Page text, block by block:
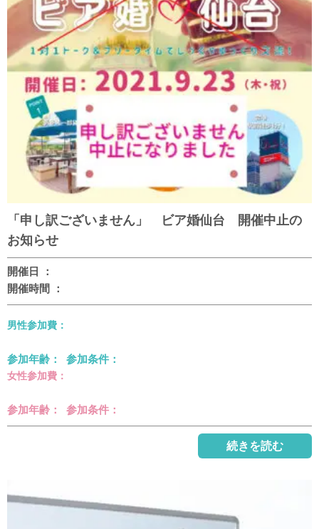
「申し訳ございません」 ビア婚仙台 開催中止の
お知らせ
開催日 ：
開催時間 ：
男性参加費：
参加年齢： 参加条件：
女性参加費：
参加年齢： 参加条件：
続きを読む